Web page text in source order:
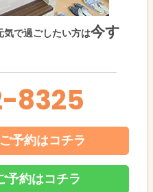
気で過ごしたい方は今す
8325
予約はコチラ
予約はコチラ